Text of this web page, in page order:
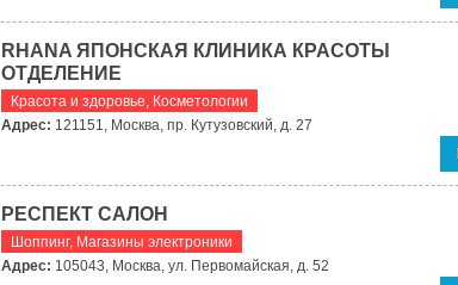
RHANA ЯПОНСКАЯ КЛИНИКА КРАСОТЫ
ОТДЕЛЕНИЕ
Красота и здоровье, Косметологии
Адрес: 121151, Москва, пр. Кутузовский, д. 27
РЕСПЕКТ САЛОН
Шоппинг, Магазины электроники
Адрес: 105043, Москва, ул. Первомайская, д. 52